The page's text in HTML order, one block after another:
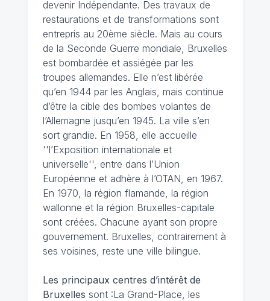
devenir Indépendante. Des travaux de
restaurations et de transformations sont
entrepris au 20ème siècle. Mais au cours
de la Seconde Guerre mondiale, Bruxelles
est bombardée et assiégée par les
troupes allemandes. Elle n’est libérée
qu’en 1944 par les Anglais, mais continue
d’être la cible des bombes volantes de
l’Allemagne jusqu’en 1945. La ville s’en
sort grandie. En 1958, elle accueille
''l’Exposition internationale et
universelle'', entre dans l’Union
Européenne et adhère à l’OTAN, en 1967.
En 1970, la région flamande, la région
wallonne et la région Bruxelles-capitale
sont créées. Chacune ayant son propre
gouvernement. Bruxelles, contrairement à
ses voisines, reste une ville bilingue.
Les principaux centres d’intérêt de
Bruxelles sont :La Grand-Place, les